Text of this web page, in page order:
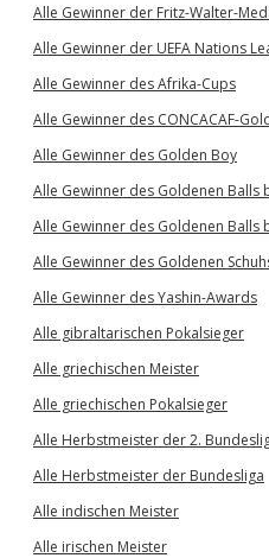
Alle Gewinner der Fritz-Walter-
Alle Gewinner der UEFA Nations
Alle Gewinner des Afrika-Cups
Alle Gewinner des CONCACAF-
Alle Gewinner des Golden Boy
Alle Gewinner des Goldenen Balls
Alle Gewinner des Goldenen Balls
Alle Gewinner des Goldenen
Alle Gewinner des Yashin-Awards
Alle gibraltarischen Pokalsieger
Alle griechischen Meister
Alle griechischen Pokalsieger
Alle Herbstmeister der 2.
Alle Herbstmeister der Bundesliga
Alle indischen Meister
Alle irischen Meister